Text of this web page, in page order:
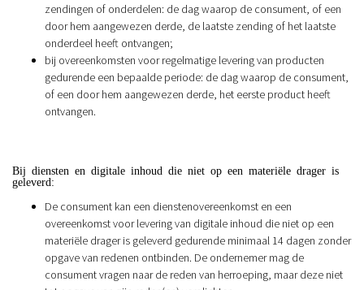
zendingen of onderdelen: de dag waarop de consument, of een
door hem aangewezen derde, de laatste zending of het laatste
onderdeel heeft ontvangen;
bij overeenkomsten voor regelmatige levering van producten
gedurende een bepaalde periode: de dag waarop de consument,
of een door hem aangewezen derde, het eerste product heeft
ontvangen.
Bij diensten en digitale inhoud die niet op een materiële drager is
geleverd:
De consument kan een dienstenovereenkomst en een
overeenkomst voor levering van digitale inhoud die niet op een
materiële drager is geleverd gedurende minimaal 14 dagen zonder
opgave van redenen ontbinden. De ondernemer mag de
consument vragen naar de reden van herroeping, maar deze niet